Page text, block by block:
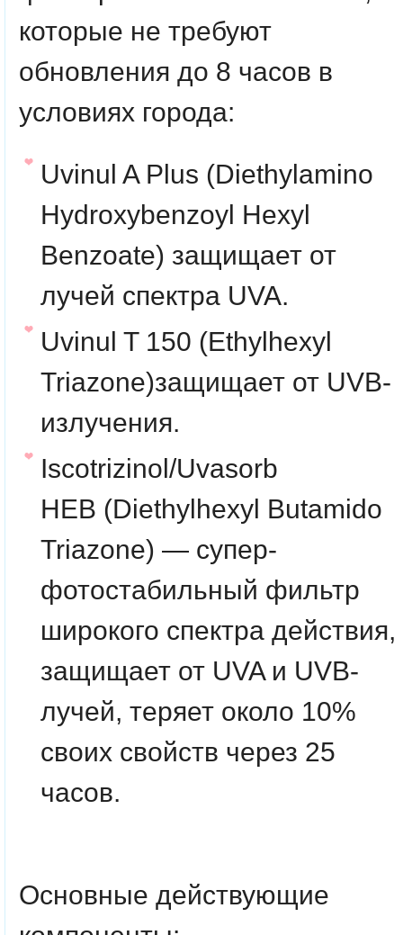
которые не требуют
обновления до 8 часов в
условиях города:
Uvinul A Plus (Diethylamino
Hydroxybenzoyl Hexyl
Benzoate) защищает от
лучей спектра UVA.
Uvinul T 150 (Ethylhexyl
Triazone)защищает от UVB-
излучения.
Iscotrizinol/Uvasorb
HEB (Diethylhexyl Butamido
Triazone) — супер-
фотостабильный фильтр
широкого спектра действия,
защищает от UVA и UVB-
лучей, теряет около 10%
своих свойств через 25
часов.
Основные действующие